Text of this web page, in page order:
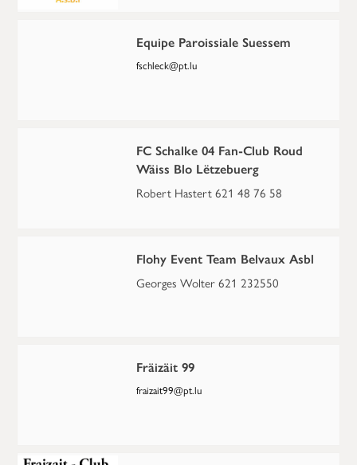
Equipe Paroissiale Suessem
fschleck@pt.lu
FC Schalke 04 Fan-Club Roud
Wäiss Blo Lëtzebuerg
Robert Hastert 621 48 76 58
Flohy Event Team Belvaux Asbl
Georges Wolter 621 232550
Fräizäit 99
fraizait99@pt.lu